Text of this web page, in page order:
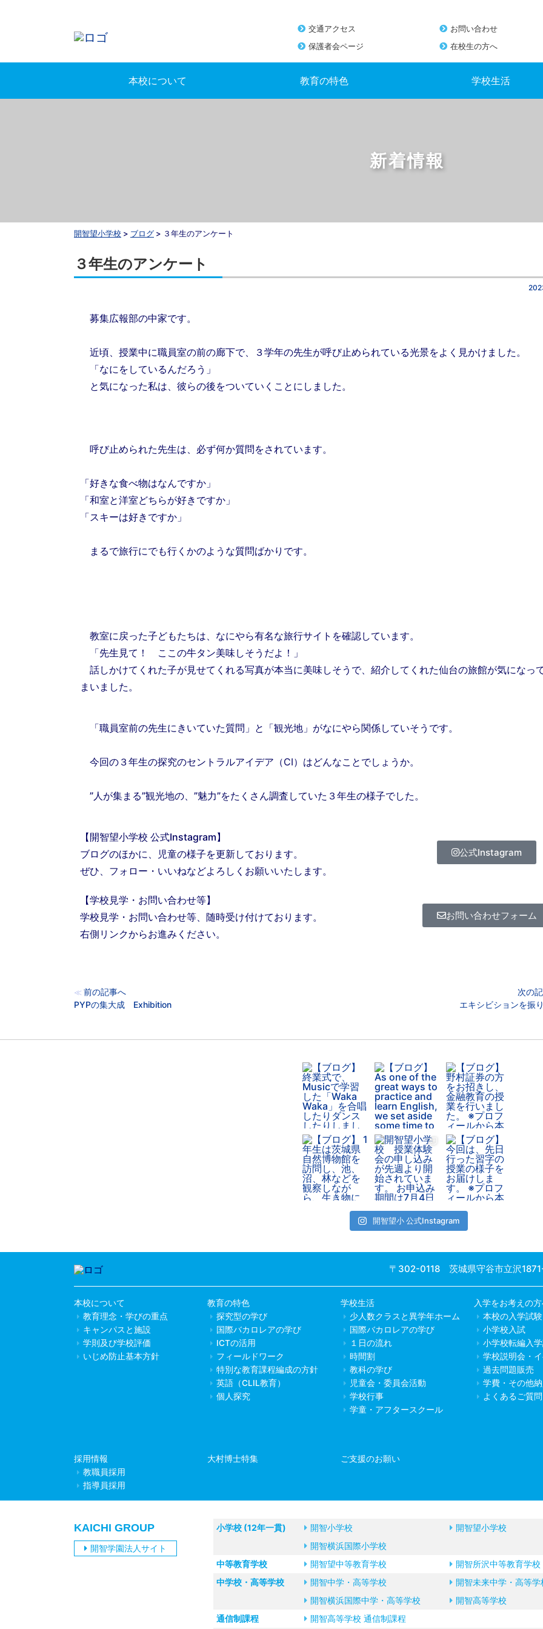
交通アクセス
お問い合わせ
保護者会ページ
在校生の方へ
本校について 教育の特色 学校生活
新着情報
開智望小学校 > ブログ > ３年生のアンケート
３年生のアンケート
募集広報部の中家です。
近頃、授業中に職員室の前の廊下で、３学年の先生が呼び止められている光景をよく見かけました。
「なにをしているんだろう」
と気になった私は、彼らの後をついていくことにしました。
呼び止められた先生は、必ず何か質問をされています。
「好きな食べ物はなんですか」
「和室と洋室どちらが好きですか」
「スキーは好きですか」
まるで旅行にでも行くかのような質問ばかりです。
教室に戻った子どもたちは、なにやら有名な旅行サイトを確認しています。
「先生見て！ ここの牛タン美味しそうだよ！」
話しかけてくれた子が見せてくれる写真が本当に美味しそうで、紹介してくれた仙台の旅館が気になっ
まいました。
「職員室前の先生にきいていた質問」と「観光地」がなにやら関係していそうです。
今回の３年生の探究のセントラルアイデア（CI）はどんなことでしょうか。
”人が集まる”観光地の、”魅力”をたくさん調査していた３年生の様子でした。
【開智望小学校 公式Instagram】
ブログのほかに、児童の様子を更新しております。
ぜひ、フォロー・いいねなどよろしくお願いいたします。
公式Instagram
【学校見学・お問い合わせ等】
学校見学・お問い合わせ等、随時受け付けております。
右側リンクからお進みください。
お問い合わせフォーム
≪ 前の記事へ
PYPの集大成 Exhibition
次の
エキシビションを振
開智望小 公式Instagram
〒302-0118 茨城県守谷市立沢
本校について
教育理念・学びの重点
キャンパスと施設
学則及び学校評価
いじめ防止基本方針
教育の特色
探究型の学び
国際バカロレアの学び
ICTの活用
フィールドワーク
特別な教育課程編成の方針
英語（CLIL教育）
個人探究
学校生活
少人数クラスと異学年ホーム
国際バカロレアの学び
１日の流れ
時間割
教科の学び
児童会・委員会活動
学校行事
学童・アフタースクール
入学をお考えの
本校の入学試
小学校入試
小学校転編入
学校説明会・
過去問題販売
学費・その他
よくあるご質問
採用情報
教職員採用
指導員採用
大村博士特集 ご支援のお願い
KAICHI GROUP
開智学園法人サイト
小学校 (12年一貫) 開智小学校
開智望小学校
開智横浜国際小学校
中等教育学校
開智望中等教育学校
開智所沢中等教育学校
中学校・高等学校
開智中学・高等学校
開智未来中学・高等学
開智横浜国際中学・高等学校
開智高等学校
通信制課程
開智高等学校 通信制課程